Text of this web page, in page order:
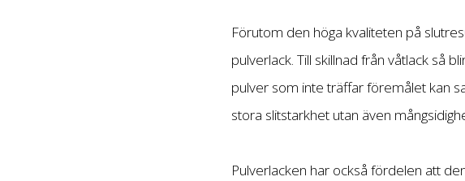
Förutom den höga kvaliteten på
pulverlack. Till skillnad från våtlack så
pulver som inte träffar föremålet kan
stora slitstarkhet utan även
Pulverlacken har också fördelen att